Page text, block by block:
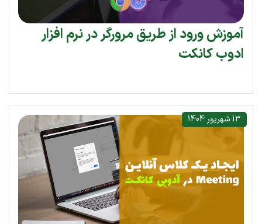
آموزش ورود از طریق مرورگر در نرم افزار
ادوب کانکت
13 شهریور 1404